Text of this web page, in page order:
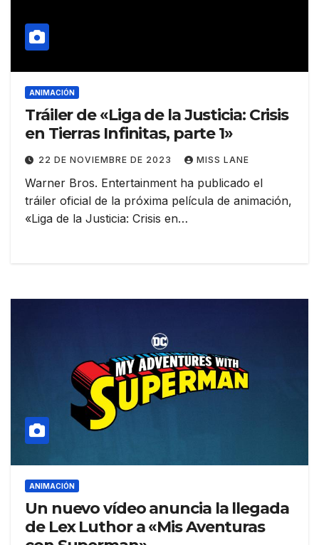
ANIMACIÓN
Tráiler de «Liga de la Justicia: Crisis
en Tierras Infinitas, parte 1»
22 DE NOVIEMBRE DE 2023 MISS LANE
Warner Bros. Entertainment ha publicado el
tráiler oficial de la próxima película de animación,
«Liga de la Justicia: Crisis en…
ANIMACIÓN
Un nuevo vídeo anuncia la llegada
de Lex Luthor a «Mis Aventuras